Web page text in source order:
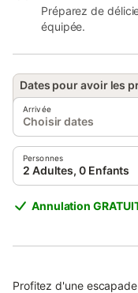
Préparez de
équipée.
Dates pour avoir les
Arrivée
Choisir dates
Personnes
2 Adultes, 0 Enfants
Annulation
Profitez d'une